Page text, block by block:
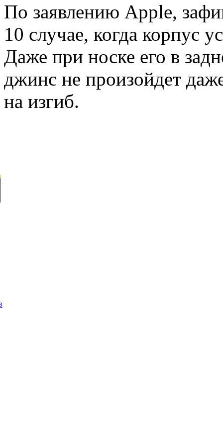
По заявлению Apple,
10 случае, когда корпус
Даже при носке его в
джинс не произойдет
на изгиб.